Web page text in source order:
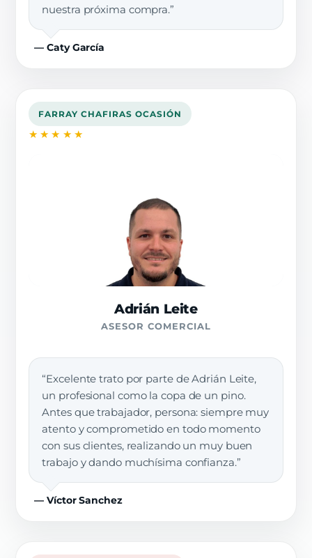
nuestra próxima compra.”
— Caty García
FARRAY CHAFIRAS OCASIÓN
★★★★★
Adrián Leite
ASESOR COMERCIAL
“Excelente trato por parte de Adrián Leite,
un profesional como la copa de un pino.
Antes que trabajador, persona: siempre muy
atento y comprometido en todo momento
con sus clientes, realizando un muy buen
trabajo y dando muchísima confianza.”
— Víctor Sanchez